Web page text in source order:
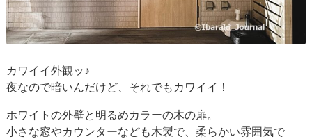
カワイイ外観ッ♪
夜なので暗いんだけど、それでもカワイイ！
ホワイトの外壁と明るめカラーの木の扉。
小さな窓やカウンターなども木製で、柔らかい雰囲気で